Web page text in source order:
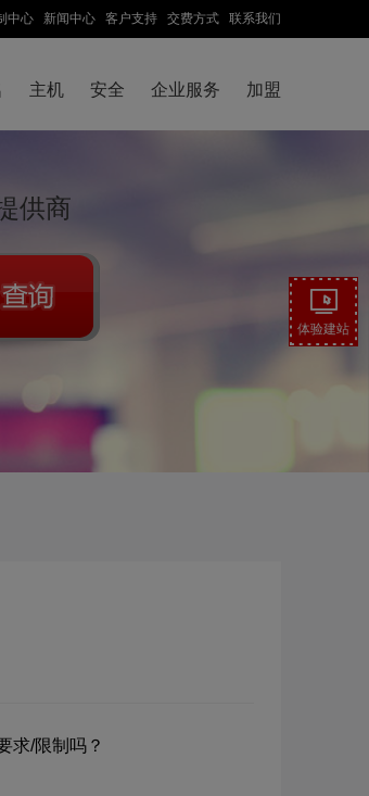
中心 新闻中心 客户支持 交费方式 联系我们
主机 安全 企业服务 加盟
提供商
求/限制吗？
体验建站